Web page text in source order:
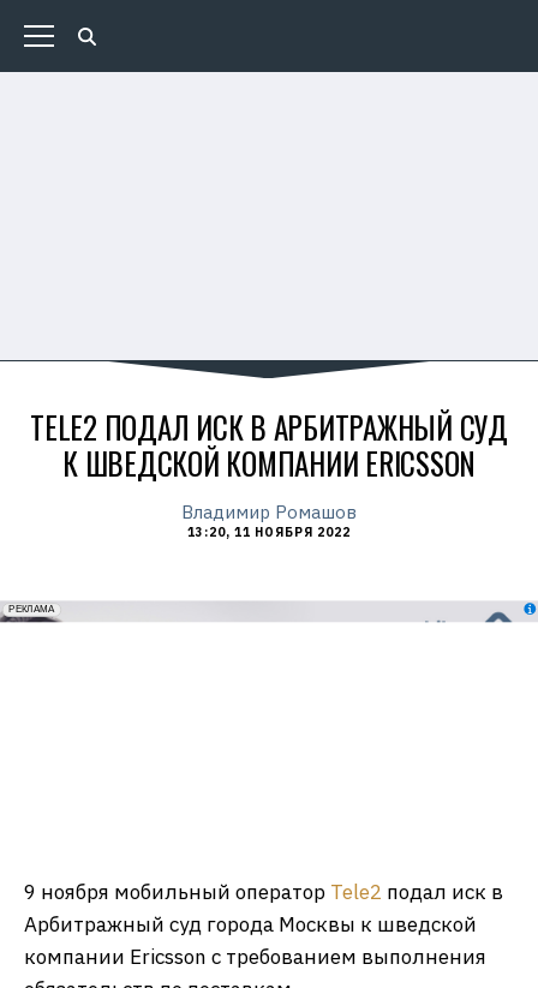
TELE2 ПОДАЛ ИСК В АРБИТРАЖНЫЙ СУД
К ШВЕДСКОЙ КОМПАНИИ ERICSSON
Владимир Ромашов
13:20, 11 НОЯБРЯ 2022
erid: 2VfnxxmNzs5
РЕКЛАМА
9 ноября мобильный оператор Tele2 подал иск в
Арбитражный суд города Москвы к шведской
компании Ericsson с требованием выполнения